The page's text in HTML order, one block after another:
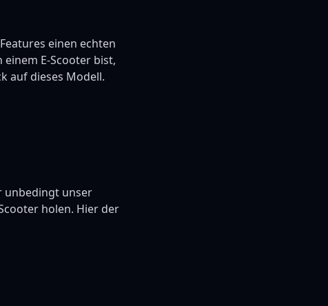
einen echten
E-Scooter bist,
auf dieses Modell.
unbedingt unser
holen. Hier der